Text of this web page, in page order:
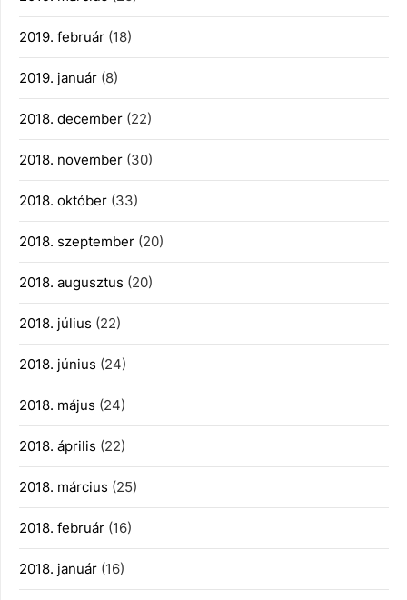
2019. február (18)
2019. január (8)
2018. december (22)
2018. november (30)
2018. október (33)
2018. szeptember (20)
2018. augusztus (20)
2018. július (22)
2018. június (24)
2018. május (24)
2018. április (22)
2018. március (25)
2018. február (16)
2018. január (16)